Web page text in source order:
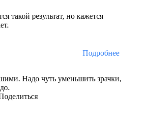
такой результат, но кажется
Подробнее
Надо чуть уменьшить зрачки,